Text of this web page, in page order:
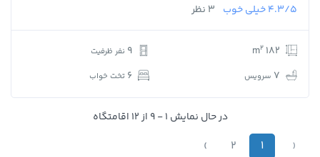
4.3/5خیلی خوب 3 نظر
182 m
2
7 سرویس
9 نفر ظرفیت
6 تخت خواب
در حال نمایش 1 - 9 از 12 اقامتگاه
‹
1
2
›